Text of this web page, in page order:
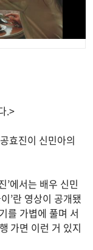
.>
효진이 신민아의
’에서는 배우 신민
’란 영상이 공개됐
를 가볍에 풀며 서
가면 이런 거 있지